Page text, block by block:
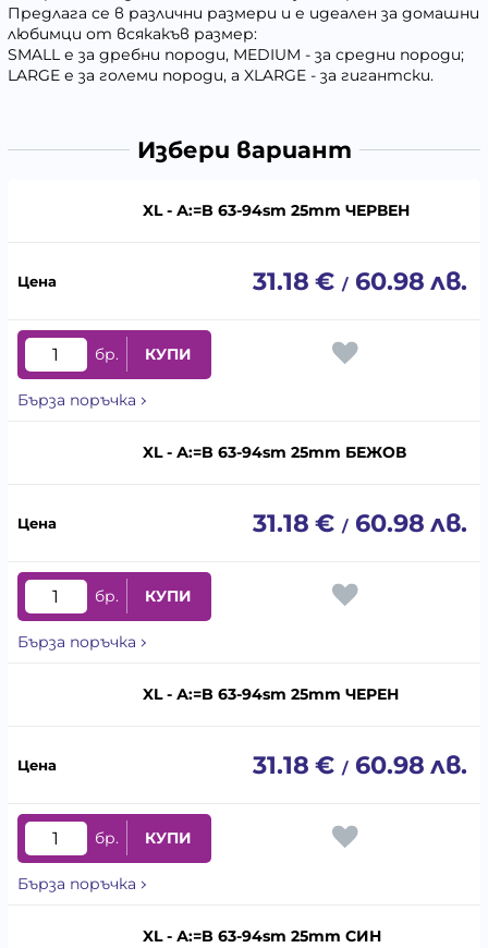
Предлага се в различни размери и е идеален за домашни
любимци от всякакъв размер:
SMALL е за дребни породи, MEDIUM - за средни породи;
LARGE е за големи породи, а XLARGE - за гигантски.
Избери вариант
XL - А:=B 63-94sm 25mm ЧЕРВЕН
31.18 € / 60.98 лв.
бр. КУПИ
Бърза поръчка
XL - А:=B 63-94sm 25mm БЕЖОВ
31.18 € / 60.98 лв.
бр. КУПИ
Бърза поръчка
XL - А:=B 63-94sm 25mm ЧЕРЕН
31.18 € / 60.98 лв.
бр. КУПИ
Бърза поръчка
XL - А:=B 63-94sm 25mm СИН